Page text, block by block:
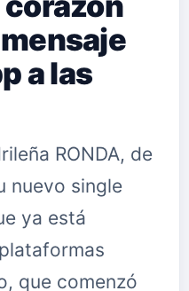
a las
RONDA, de
nuevo single
ya está
que comenzó